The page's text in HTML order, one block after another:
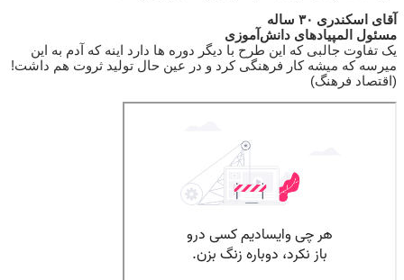
آقای اسکندری ۳۰ ساله
مسئول المپیادهای دانش‌آموزی
یک تفاوت جالبی که این طرح با دیگر دوره ها دارد اینه که آدم به این
میرسه که میشه کار فرهنگی کرد و در عین حال تولید ثروت هم داشت!
(اقتصاد فرهنگ)